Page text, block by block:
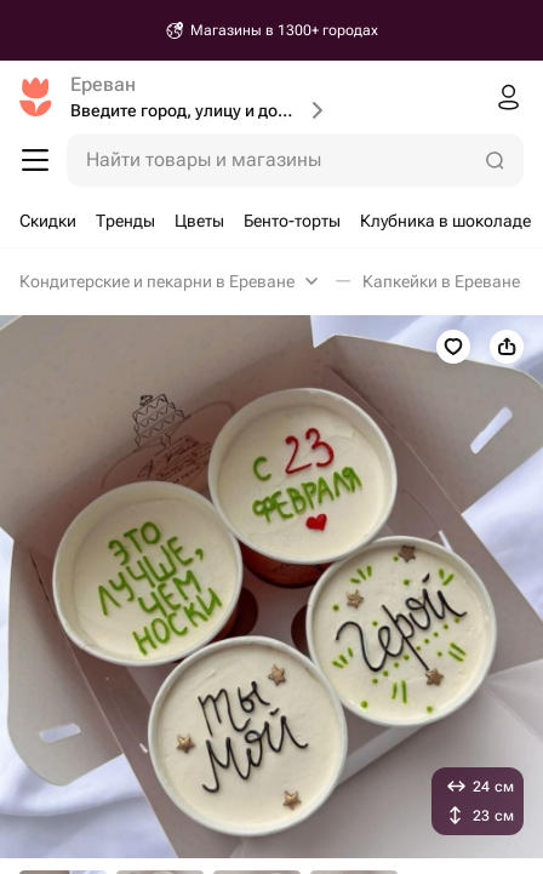
Магазины в 1300+ городах
Ереван
Введите город, улицу и дом доставки
Найти товары и магазины
Скидки Тренды Цветы Бенто-торты Клубника в шоколаде
Кондитерские и пекарни в Ереване Капкейки в Ереване
24 см
23 см